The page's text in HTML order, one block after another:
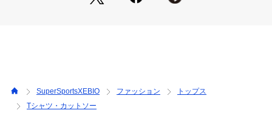
※弊社独自の採寸・計量方法により計測を行っておりますた
なる場合がございます。
※ブラウザやお使いのモニター環境により、掲載画像と実際の
SuperSportsXEBIO ファッション
トップス
Tシャツ・カットソー